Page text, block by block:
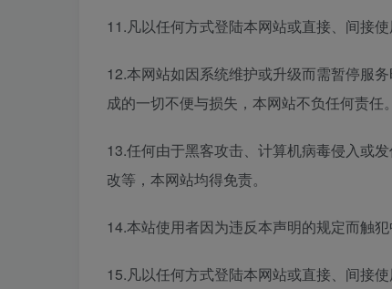
11.凡以任何方式登陆本网站或直接、间接
12.本网站如因系统维护或升级而需暂停服
成的一切不便与损失，本网站不负任何责任。
13.任何由于黑客攻击、计算机病毒侵入或
改等，本网站均得免责。
14.本站使用者因为违反本声明的规定而触
15.凡以任何方式登陆本网站或直接、间接